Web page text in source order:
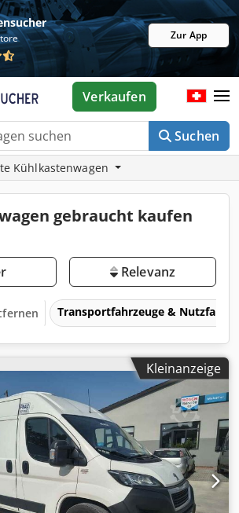
Zur App
Suchen
Verkaufen
Kühlkastenwagen
gebraucht kaufen
Relevanz
Transportfahrzeuge &
Kleinanzeige